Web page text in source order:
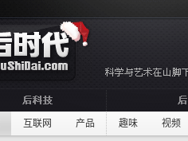
互联网 产品 趣味 视频